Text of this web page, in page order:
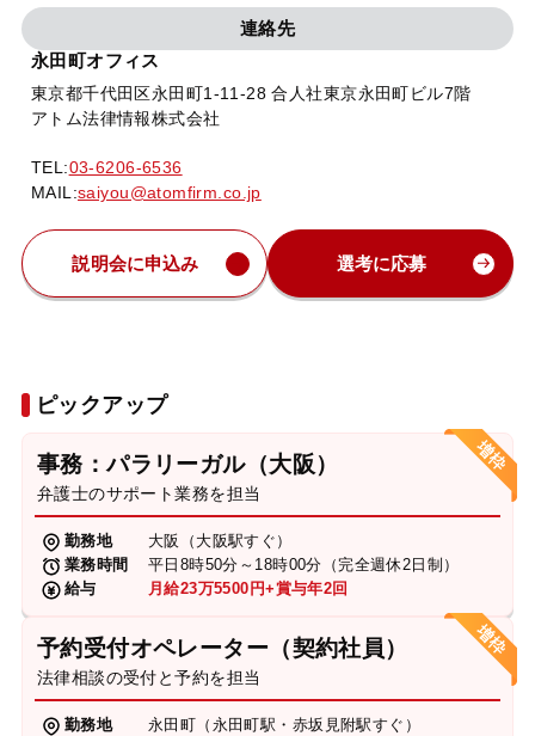
連絡先
永田町オフィス
東京都千代田区永田町1-11-28 合人社東京永田町ビル7階
アトム法律情報株式会社
TEL:03-6206-6536
MAIL:saiyou@atomfirm.co.jp
説明会に申込み 選考に応募
ピックアップ
事務：パラリーガル（大阪）
弁護士のサポート業務を担当
勤務地
大阪（大阪駅すぐ）
業務時間
平日8時50分～18時00分（完全週休2日制）
給与
月給23万5500円+賞与年2回
予約受付オペレーター（契約社員）
法律相談の受付と予約を担当
勤務地
永田町（永田町駅・赤坂見附駅すぐ）